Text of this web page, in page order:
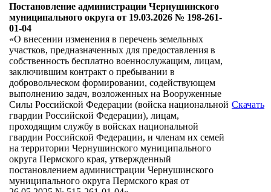
Постановление администрации Чернушинского
муниципального округа от 19.03.2026 № 198-261-
01-04
«О внесении изменения в перечень земельных
участков, предназначенных для предоставления в
собственность бесплатно военнослужащим, лицам,
заключившим контракт о пребывании в
добровольческом формировании, содействующем
выполнению задач, возложенных на Вооруженные
Силы Российской Федерации (войска национальной
гвардии Российской Федерации), лицам,
проходящим службу в войсках национальной
гвардии Российской Федерации, и членам их семей
на территории Чернушинского муниципального
округа Пермского края, утвержденный
постановлением администрации Чернушинского
муниципального округа Пермского края от
Скачать